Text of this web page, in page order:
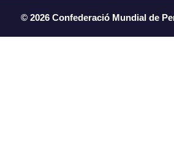
© 2026 Confederació Mundial de